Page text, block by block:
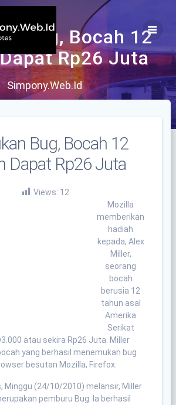
Skip
content
Bug, Bocah 12
Rp26 Juta
Simpony.Web.Id
Bug, Bocah 12
Dapat Rp26 Juta
Views: 12
Mozilla
memberikan
hadiah
kepada, Alex
Miller,
seorang
bocah
berusia 12
tahun asal
Amerika
Serikat
atau sekira Rp26 Juta. Miller
yang berhasil menemukan bug
besutan Mozilla, Firefox.
Minggu (24/10/2010) melansir, Miller
pemburu Bug. Ia berhasil